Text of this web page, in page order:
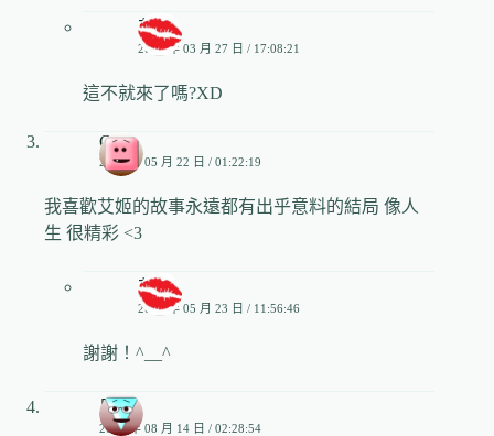
艾姬
2015 年 03 月 27 日 / 17:08:21
這不就來了嗎?XD
C
2016 年 05 月 22 日 / 01:22:19
我喜歡艾姬的故事永遠都有出乎意料的結局 像人
生 很精彩 <3
艾姬
2016 年 05 月 23 日 / 11:56:46
謝謝！^__^
周周
2017 年 08 月 14 日 / 02:28:54